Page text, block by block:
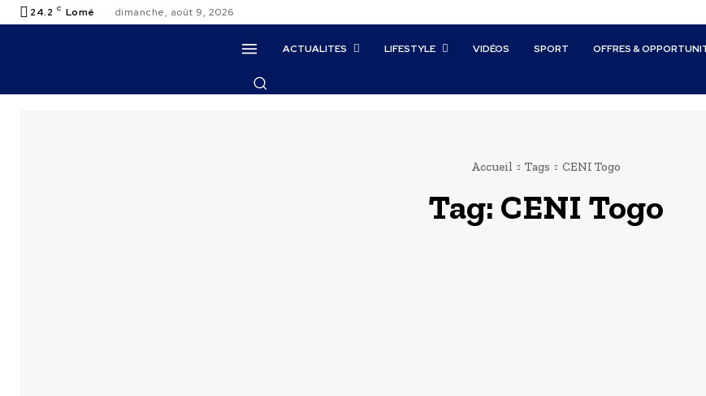
24.2 C Lomé dimanche, août 9, 2026
ACTUALITES LIFESTYLE VIDÉOS SPORT OFFRES &
Accueil Tags CENI Togo
Tag: CENI Togo